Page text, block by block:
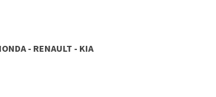
- RENAULT - KIA